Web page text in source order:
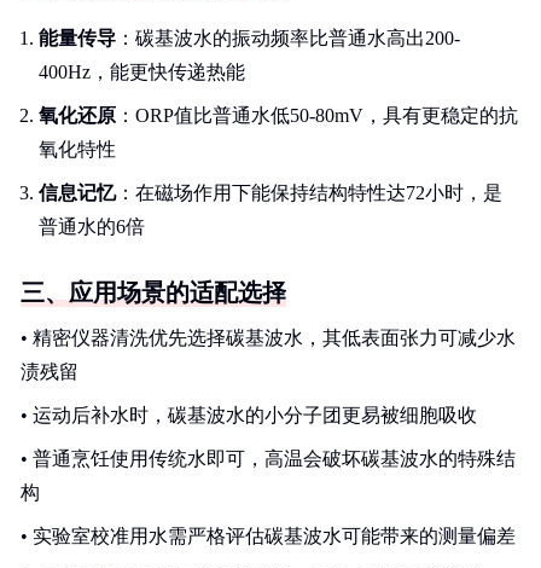
能量传导 ：碳基波水的振动频率比普通水高出200-
400Hz，能更快传递热能
氧化还原 ：ORP值比普通水低50-80mV，具有更稳定的抗
氧化特性
信息记忆：在磁场作用下能保持结构特性达72小时，是
普通水的6倍
三、应用场景的适配选择
• 精密仪器清洗优先选择碳基波水，其低表面张力可减少水
渍残留
• 运动后补水时，碳基波水的小分子团更易被细胞吸收
• 普通烹饪使用传统水即可，高温会破坏碳基波水的特殊结
构
• 实验室校准用水需严格评估碳基波水可能带来的测量偏差